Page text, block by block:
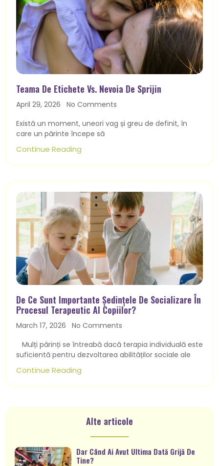
Teama De Etichete Vs. Nevoia De Sprijin
April 29, 2026
No Comments
Există un moment, uneori vag și greu de definit, în
care un părinte începe să
Continue Reading
De Ce Sunt Importante Ședințele De Socializare În
Procesul Terapeutic Al Copiilor?
March 17, 2026
No Comments
Mulți părinți se întreabă dacă terapia individuală este
suficientă pentru dezvoltarea abilităților sociale ale
Continue Reading
Alte articole
Dar Când Ai Avut Ultima Dată Grijă De
Tine?